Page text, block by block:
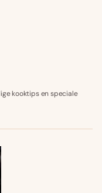
kooktips en speciale